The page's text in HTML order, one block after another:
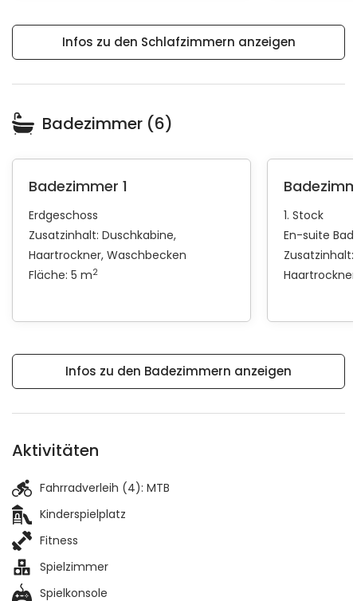
Infos zu den Schlafzimmern anzeigen
Badezimmer (6)
Badezimmer 1
Erdgeschoss
Zusatzinhalt: Duschkabine
Haartrockner Waschbecken
Fläche: 5 m2
1. Stock
En-suite
Zusatzinhalt:
Haartrockner
Infos zu den Badezimmern anzeigen
Aktivitäten
Fahrradverleih (4): MTB
Kinderspielplatz
Fitness
Spielzimmer
Spielkonsole